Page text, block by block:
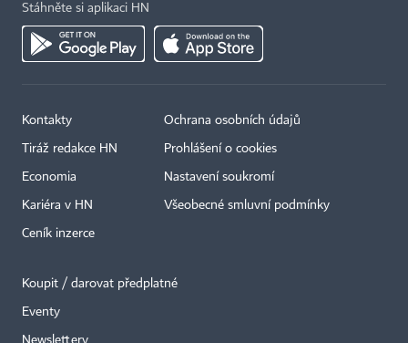
Stáhněte si aplikaci HN
Kontakty
Tiráž redakce HN
Economia
Kariéra v HN
Ceník inzerce
Ochrana osobních údajů
Prohlášení o cookies
Nastavení soukromí
Všeobecné smluvní podmínky
Koupit / darovat předplatné
Eventy
Newslettery